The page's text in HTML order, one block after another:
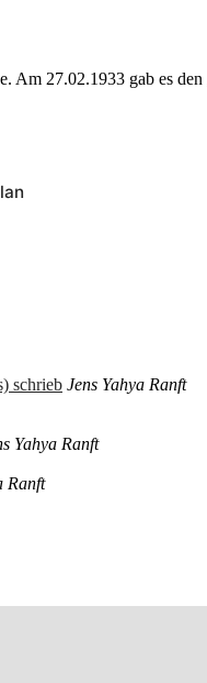
Am 27.02.1933 gab es den
schrieb Jens Yahya Ranft
Yahya Ranft
Ranft